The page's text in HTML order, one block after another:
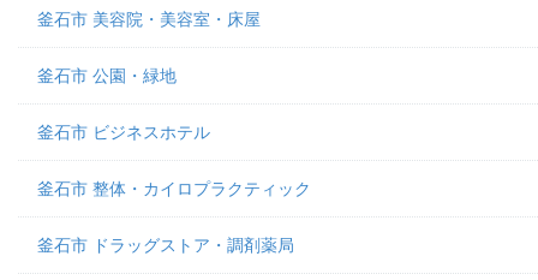
釜石市 美容院・美容室・床屋
釜石市 公園・緑地
釜石市 ビジネスホテル
釜石市 整体・カイロプラクティック
釜石市 ドラッグストア・調剤薬局